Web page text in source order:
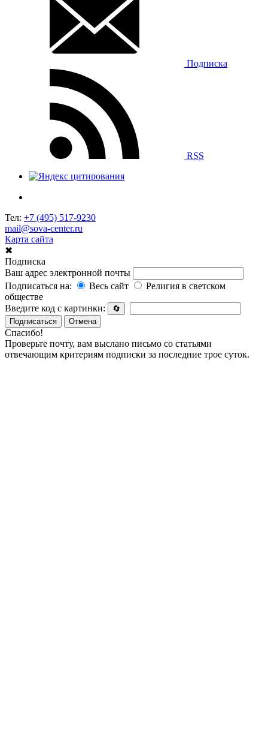
Подписка
RSS
Тел: +7 (495) 517-9230
mail@sova-center.ru
Карта сайта
✖
Подписка
Ваш адрес электронной почты
Подписаться на:
Весь сайт
Религия в светском
обществе
Введите код с картинки:
🔄
Подписаться
Отмена
Спасибо!
Проверьте почту, вам выслано письмо со статьями
отвечающим критериям подписки за последние трое суток.